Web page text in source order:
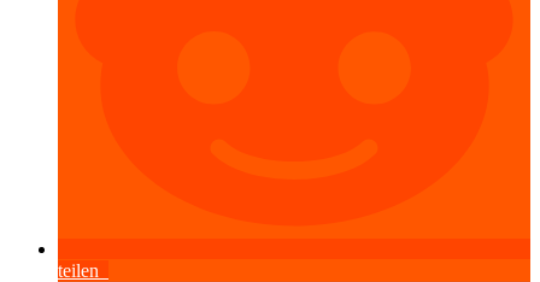
teilen